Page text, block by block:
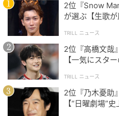
それぞれ個性豊かな魅力と
期待感あふれるコメントば
は…」という特別な瞬間に
人々から愛され続けている
※本記事は、自社で募集し
の意見を集計した結果に基
全体の意見を代表、あるい
2位『Snow
が選ぶ【生歌
TRILL ニュース
2位『高橋文哉
【一気にスタ
TRILL ニュース
2位『乃木憂助
【“日曜劇場”